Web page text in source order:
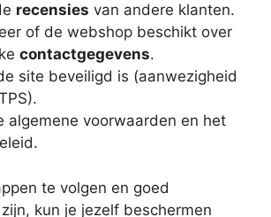
recensies van andere klanten.
of de webshop beschikt over
contactgegevens.
site beveiligd is (aanwezigheid
algemene voorwaarden en het
te volgen en goed
kun je jezelf beschermen